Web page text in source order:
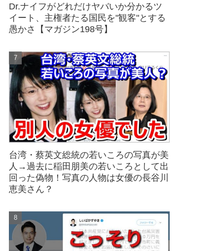
Dr.ナイフがどれだけヤバいか分かるツ
イート、主権者たる国民を"観客"とする
愚かさ【マガジン198号】
台湾・蔡英文総統の若いころの写真が美
人→過去に稲田朋美の若いころとして出
回った偽物！写真の人物は女優の長谷川
恵美さん？